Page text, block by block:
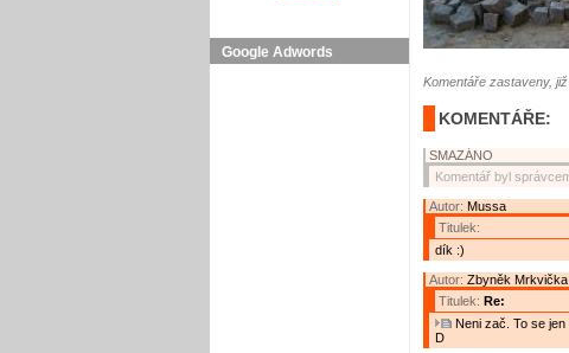
Google Adwords
Komentáře zastaveny,
KOMENTÁŘE:
SMAZÁNO
Komentář byl
Autor: Mussa
Titulek:
dík :)
Autor: Zbyněk Mrkvička
Titulek: Re:
Neni zač. To se
D